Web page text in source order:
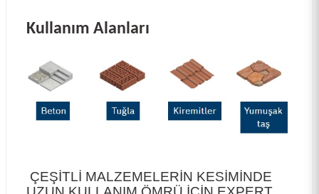
Kullanım Alanları
ÇEŞİTLİ MALZEMELERİN KESİMİNDE